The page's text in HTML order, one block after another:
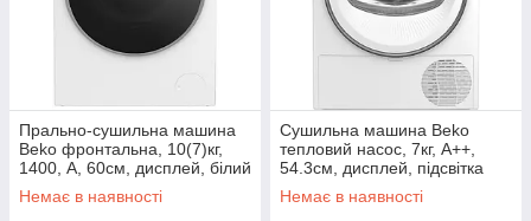
Прально-сушильна машина
Beko фронтальна, 10(7)кг,
1400, А, 60см, дисплей, білий
Немає в наявності
Сушильна машина Beko
тепловий насос, 7кг, A++,
54.3см, дисплей, підсвітка
барабану, білий
Немає в наявності